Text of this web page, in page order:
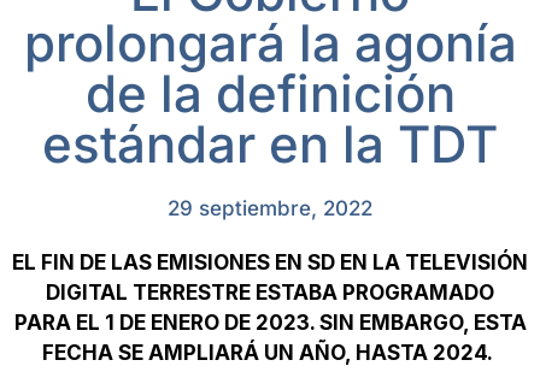
prolongará la agonía
de la definición
estándar en la TDT
29 septiembre, 2022
EL FIN DE LAS EMISIONES EN SD EN LA TELEVISIÓN
DIGITAL TERRESTRE ESTABA PROGRAMADO
PARA EL 1 DE ENERO DE 2023. SIN EMBARGO, ESTA
FECHA SE AMPLIARÁ UN AÑO, HASTA 2024.